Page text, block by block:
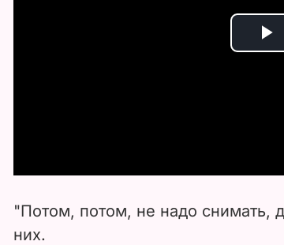
P
i
"Потом, потом, не надо снимать,
них.